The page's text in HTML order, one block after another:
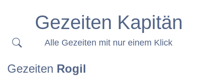
Gezeiten Kapitän
Alle Gezeiten mit nur einem Klick
Gezeiten Rogil